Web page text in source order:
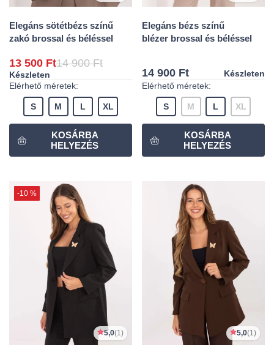
Elegáns sötétbézs színű
zakó brossal és béléssel
13 500 Ft14 900 Ft
Készleten
Elérhető méretek:
S M L XL
Elegáns bézs színű
blézer brossal és béléssel
14 900 Ft
Készleten
Elérhető méretek:
S M L XL
-10 %
5,0(1) 5,0(1)